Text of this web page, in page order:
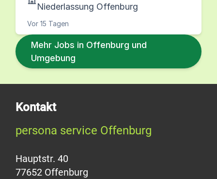
Niederlassung Offenburg
Vor 15 Tagen
Mehr Jobs in Offenburg und
Umgebung
Kontakt
persona service Offenburg
Hauptstr. 40